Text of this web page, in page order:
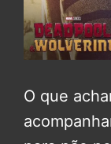
O que